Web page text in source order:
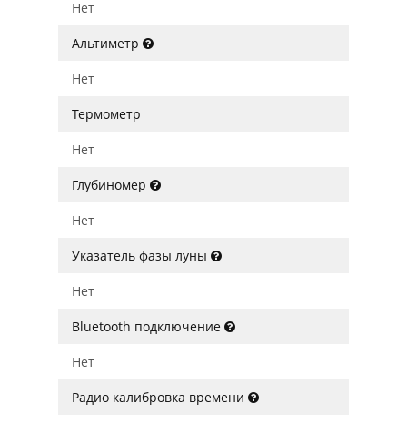
Нет
Альтиметр
Нет
Термометр
Нет
Глубиномер
Нет
Указатель фазы луны
Нет
Bluetooth подключение
Нет
Радио калибровка времени